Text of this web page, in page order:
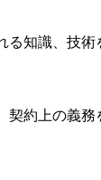
る知識、技
契約上の義